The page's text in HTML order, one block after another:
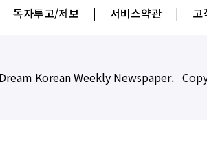
독자투고/제보 | 서비스약관 | 고
Korean Weekly Newspaper.